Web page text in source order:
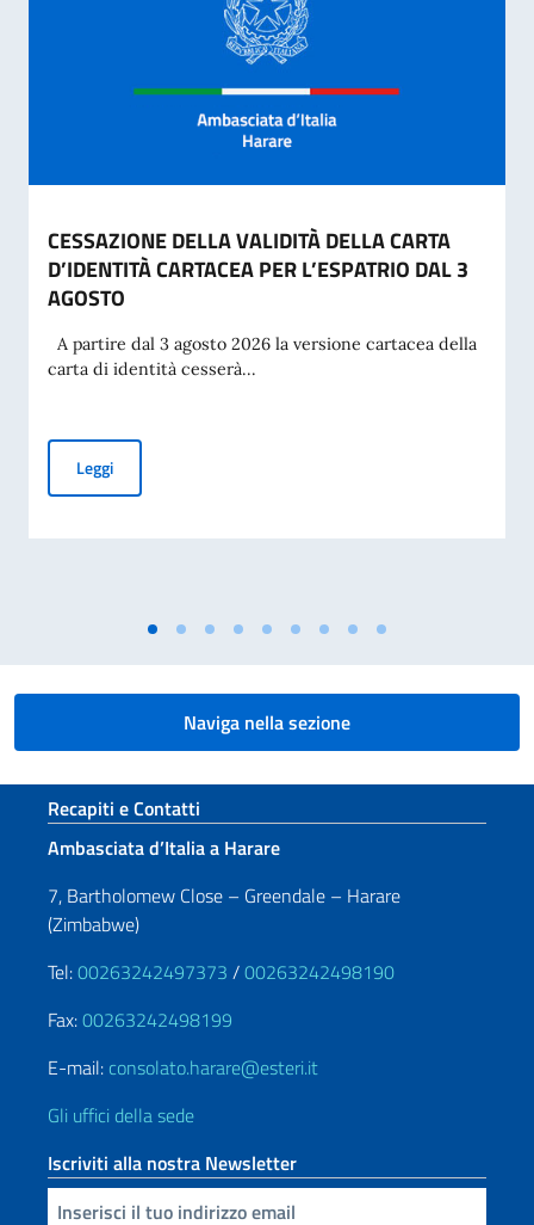
CESSAZIONE DELLA VALIDITÀ DELLA CARTA
D’IDENTITÀ CARTACEA PER L’ESPATRIO DAL 3
AGOSTO
A partire dal 3 agosto 2026 la versione cartacea della
carta di identità cesserà...
LeggiCESSAZIONE DELLA VALIDITÀ DELLA CARTA D’IDENTITÀ
Naviga nella sezione
Sezione footer
Recapiti e Contatti
Ambasciata d’Italia a Harare
7, Bartholomew Close – Greendale – Harare
(Zimbabwe)
Tel:00263242497373 /00263242498190
Fax:00263242498199
E-mail: consolato.harare@esteri.it
Gli uffici della sede
Iscriviti alla nostra Newsletter
Inserisci la tua email